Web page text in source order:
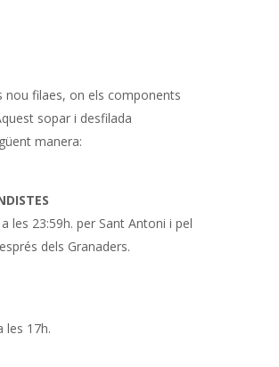
nou filaes, on els components
sopar i desfilada
manera:
les 23:59h. per Sant Antoni i pel
dels Granaders.
les 17h.